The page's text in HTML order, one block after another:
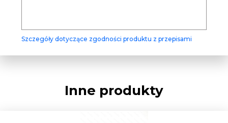
Szczegóły dotyczące zgodności produktu z przepisami
Inne produkty